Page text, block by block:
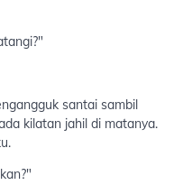
santai sambil
kilatan jahil di matanya.